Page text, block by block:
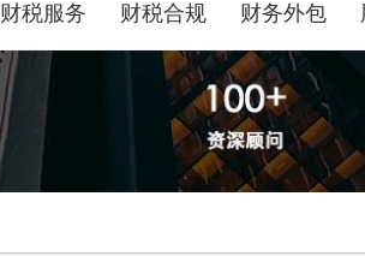
财税服务 财税合规 财务外包